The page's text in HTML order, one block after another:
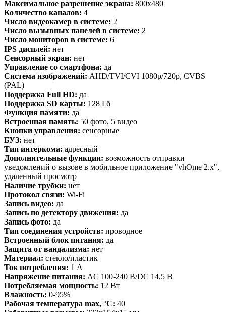
Максимальное разрешение экрана: 800x480
Количество каналов: 4
Число видеокамер в системе: 2
Число вызывных панелей в системе: 2
Число мониторов в системе: 6
IPS дисплей: нет
Сенсорный экран: нет
Управление со смартфона: да
Система изображений: AHD/TVI/CVI 1080p/720p, CVBS
(PAL)
Поддержка Full HD: да
Поддержка SD карты: 128 Гб
Функция памяти: да
Встроенная память: 50 фото, 5 видео
Кнопки управления: сенсорные
БУЗ: нет
Тип интеркома: адресный
Дополнительные функции: возможность отправки
уведомлений о вызове в мобильное приложение "vhOme 2.x",
удаленный просмотр
Наличие трубки: нет
Протокол связи: Wi-Fi
Запись видео: да
Запись по детектору движения: да
Запись фото: да
Тип соединения устройств: проводное
Встроенный блок питания: да
Защита от вандализма: нет
Материал: стекло/пластик
Ток потребления: 1 А
Напряжение питания: AC 100-240 В/DC 14,5 В
Потребляемая мощность: 12 Вт
Влажность: 0-95%
Рабочая температура max, °С: 40